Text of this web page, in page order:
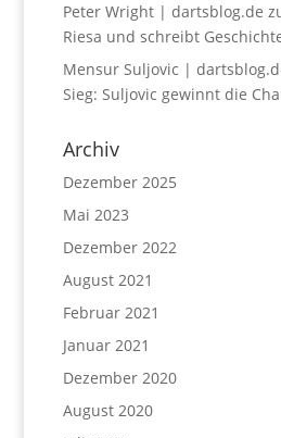
Peter Wright | dartsblog.de
Riesa und schreibt
Mensur Suljovic |
Sieg: Suljovic gewinnt die
Archiv
Dezember 2025
Mai 2023
Dezember 2022
August 2021
Februar 2021
Januar 2021
Dezember 2020
August 2020